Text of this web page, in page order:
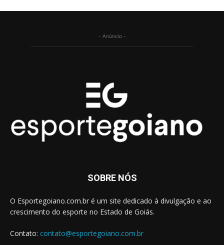
- Anúncio -
SOBRE NÓS
O Esportegoiano.com.br é um site dedicado à divulgação e ao
crescimento do esporte no Estado de Goiás.
Contato: contato@esportegoiano.com.br